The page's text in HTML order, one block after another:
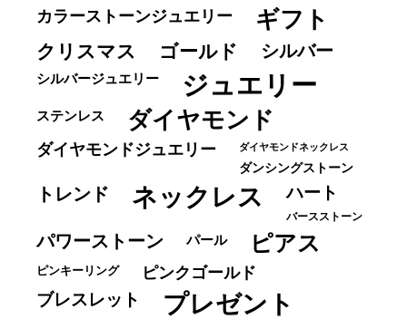
カラーストーンジュエリー ギフト
クリスマス ゴールド シルバー
シルバージュエリー ジュエリー
ステンレス ダイヤモンド
ダイヤモンドジュエリー ダイヤモンドネックレス
ダンシングストーン
トレンド ネックレス ハート
バースストーン
パワーストーン パール ピアス
ピンキーリング ピンクゴールド
ブレスレット プレゼント